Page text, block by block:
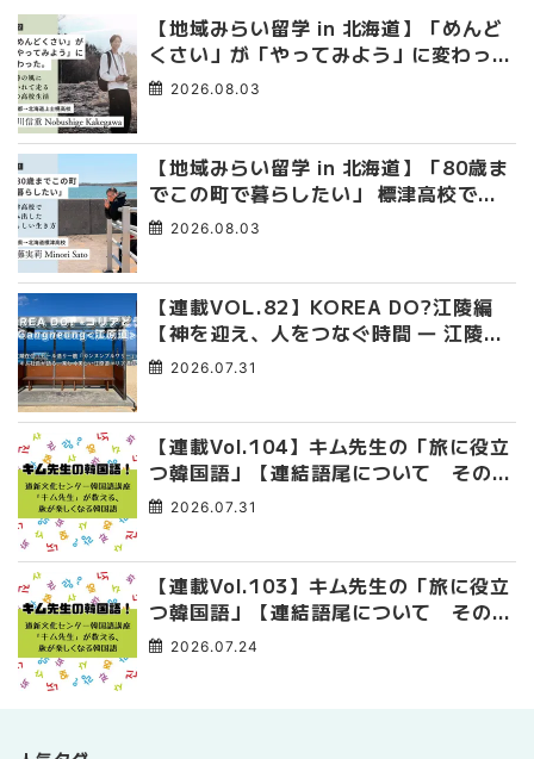
【地域みらい留学 in 北海道】「めんど
くさい」が「やってみよう」に変わっ
た。 十勝の風に吹かれて走る、僕の泥
2026.08.03
【地域みらい留学 in 北海道】「80歳ま
でこの町で暮らしたい」 標津高校で踏
み出した、私らしい生き方
2026.08.03
【連載VOL.82】KOREA DO?江陵編
【神を迎え、人をつなぐ時間 ― 江陵端
午祭 】
2026.07.31
【連載Vol.104】キム先生の「旅に役立
つ韓国語」【連結語尾について その
4】2026.07.31
【連載Vol.103】キム先生の「旅に役立
つ韓国語」【連結語尾について その
3】2026.07.24